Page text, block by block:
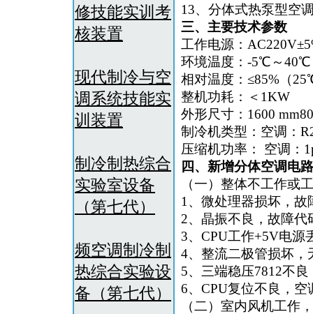
修技能实训考
核装置
现代制冷与空
调系统技能实
训装置
制冷制热综合
实验室设备
（第七代）
频空调制冷制
热综合实验设
备（第七代）
13、分体式热泵型空
三、主要技术参数
工作电源：
环境温度：-5℃～40℃
相对温度：≤85%（
整机功耗：＜1KW
外形尺寸：1600
制冷机类型：空调：
压缩机功率： 空调：
四、新增分体空调电
（一）整体不工作或
1、微处理器损坏，故
2、晶振不良，故障代
3、CPU工作+5V电源
4、整流二极管损坏，
5、三端稳压7812不
6、CPU复位不良，
（二）室内风机工作